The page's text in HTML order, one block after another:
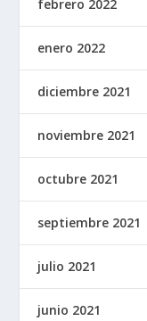
febrero 2022
enero 2022
diciembre 2021
noviembre 2021
octubre 2021
septiembre 2021
julio 2021
junio 2021